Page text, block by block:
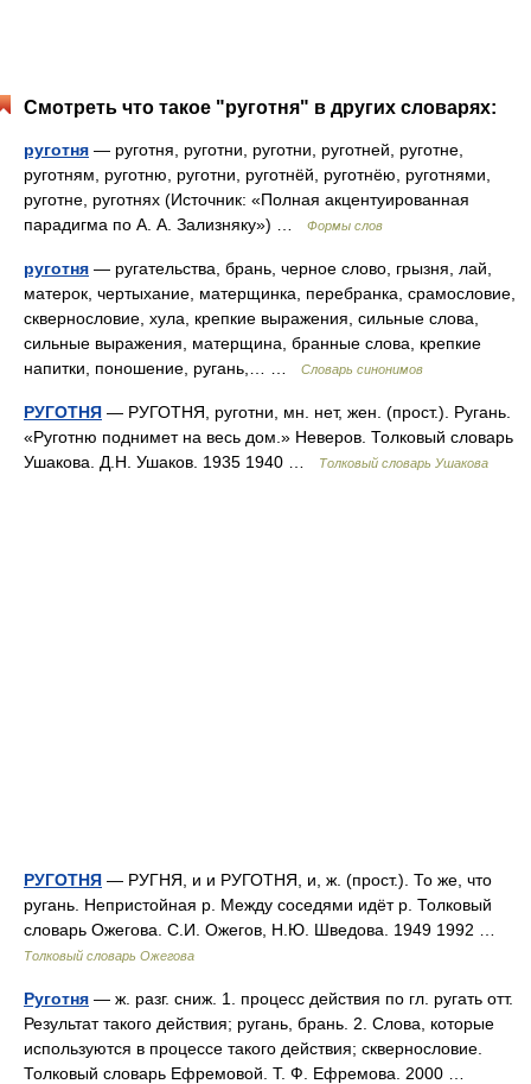
Смотреть что такое "руготня" в других словарях:
руготня — руготня, руготни, руготни, руготней, руготне,
руготням, руготню, руготни, руготнёй, руготнёю, руготнями,
руготне, руготнях (Источник: «Полная акцентуированная
парадигма по А. А. Зализняку») …
Формы слов
руготня — ругательства, брань, черное слово, грызня, лай,
матерок, чертыхание, матерщинка, перебранка, срамословие,
сквернословие, хула, крепкие выражения, сильные слова,
сильные выражения, матерщина, бранные слова, крепкие
напитки, поношение, ругань,… …
Словарь синонимов
РУГОТНЯ — РУГОТНЯ, руготни, мн. нет, жен. (прост.). Ругань.
«Руготню поднимет на весь дом.» Неверов. Толковый словарь
Ушакова. Д.Н. Ушаков. 1935 1940 …
Толковый словарь Ушакова
РУГОТНЯ — РУГНЯ, и и РУГОТНЯ, и, ж. (прост.). То же, что
ругань. Непристойная р. Между соседями идёт р. Толковый
словарь Ожегова. С.И. Ожегов, Н.Ю. Шведова. 1949 1992 …
Толковый словарь Ожегова
Руготня — ж. разг. сниж. 1. процесс действия по гл. ругать отт.
Результат такого действия; ругань, брань. 2. Слова, которые
используются в процессе такого действия; сквернословие.
Толковый словарь Ефремовой. Т. Ф. Ефремова. 2000 …